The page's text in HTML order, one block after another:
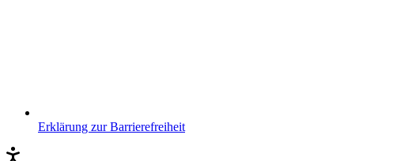
Erklärung zur Barrierefreiheit